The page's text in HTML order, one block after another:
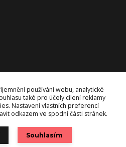
používání webu, analytické
také pro účely cílení reklamy
Nastavení vlastních preferencí
odkazem ve spodní části stránek.
Souhlasím